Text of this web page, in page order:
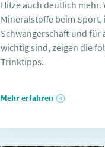
Hitze auch deutlich mehr.
Mineralstoffe beim Sport,
Schwangerschaft und für
wichtig sind, zeigen die
Trinktipps.
Mehr erfahren